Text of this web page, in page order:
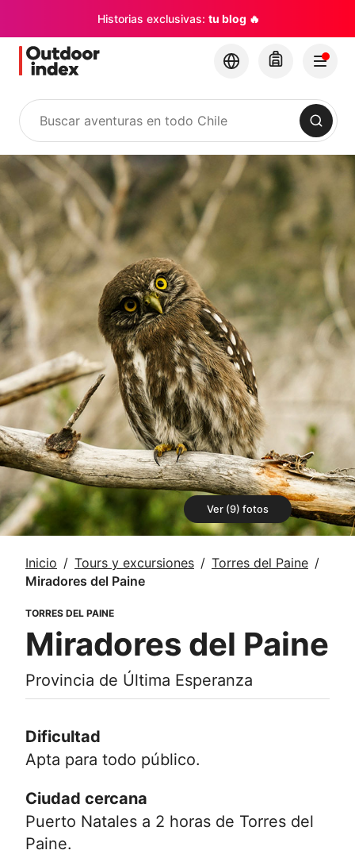
Historias exclusivas: tu blog 🔥
Buscar
Ver (9) fotos
Inicio Tours y excursiones
Torres del Paine
Miradores del Paine
TORRES DEL PAINE
Miradores del Paine
Provincia de Última Esperanza
Dificultad
Apta para todo público.
Ciudad cercana
Puerto Natales a 2 horas de Torres del
Paine.